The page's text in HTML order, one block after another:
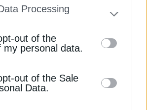
You may separately opt-out
third parties on the IAB’s list
participants. This
also be disclosed by us to
theIAB’s List of
Processing
out of the
my personal data.
out of the Sale
Data.
ότι θα ακυρώσει 20.000
αποστάσεων στην Ευρώπη αυτό το
η ναυσιπλοΐα στα
οι αναλυτές εκτιμούν ότι θα
για να επανέλθει η ομαλή ροή
καυσίμων. Μέχρι